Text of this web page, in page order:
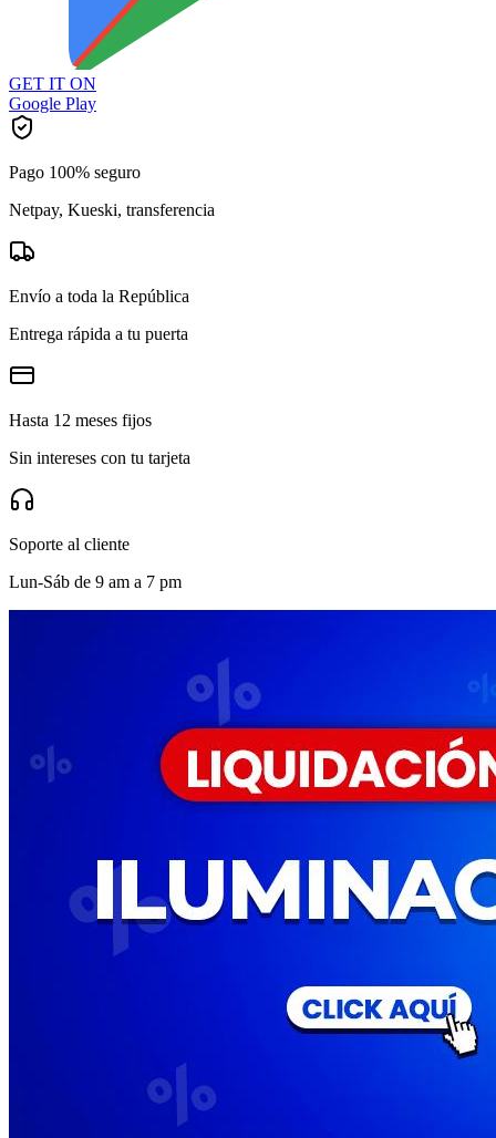
GET IT ON
Google Play
Pago 100% seguro
Netpay, Kueski, transferencia
Envío a toda la República
Entrega rápida a tu puerta
Hasta 12 meses fijos
Sin intereses con tu tarjeta
Soporte al cliente
Lun-Sáb de 9 am a 7 pm